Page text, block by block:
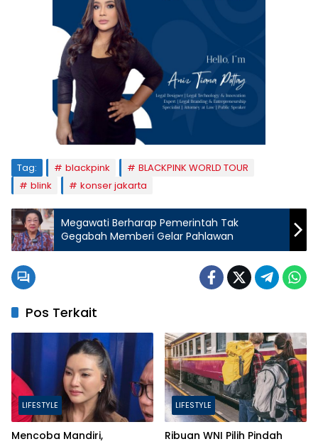
Tag: blackpink
BLACKPINK WORLD TOUR
blink
konser jakarta
Megawati Berharap Pemerintah Tak
Gegabah Memberi Gelar Pahlawan
Pos Terkait
LIFESTYLE
Mencoba Mandiri,
LIFESTYLE
Ribuan WNI Pilih Pindah